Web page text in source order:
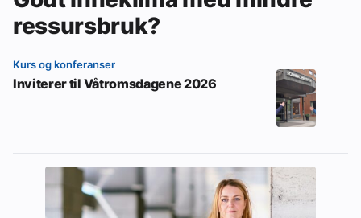
ressursbruk?
Kurs og konferanser
Inviterer til Våtromsdagene 2026